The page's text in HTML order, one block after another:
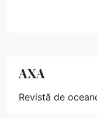
AXA
Revistă de